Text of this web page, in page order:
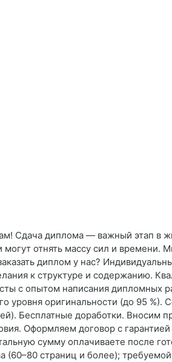
Сдача диплома — важный этап в
отнять массу сил и
диплом у нас?
к структуре и содержанию.
с опытом написания дипломных
уровня оригинальности (до 95
Бесплатные доработки. Вносим
Оформляем договор с гарантией
сумму оплачиваете после
страниц и более);